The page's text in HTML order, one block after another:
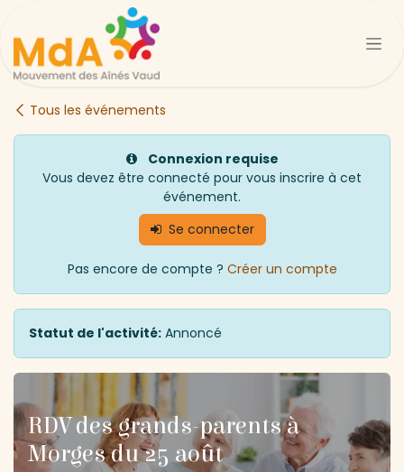
Se rendre au contenu
Tous les événements
Connexion requise
Vous devez être connecté pour vous inscrire à cet
événement.
Se connecter
Pas encore de compte ? Créer un compte
Statut de l'activité: Annoncé
RDV des grands-parents à
Morges du 25 août